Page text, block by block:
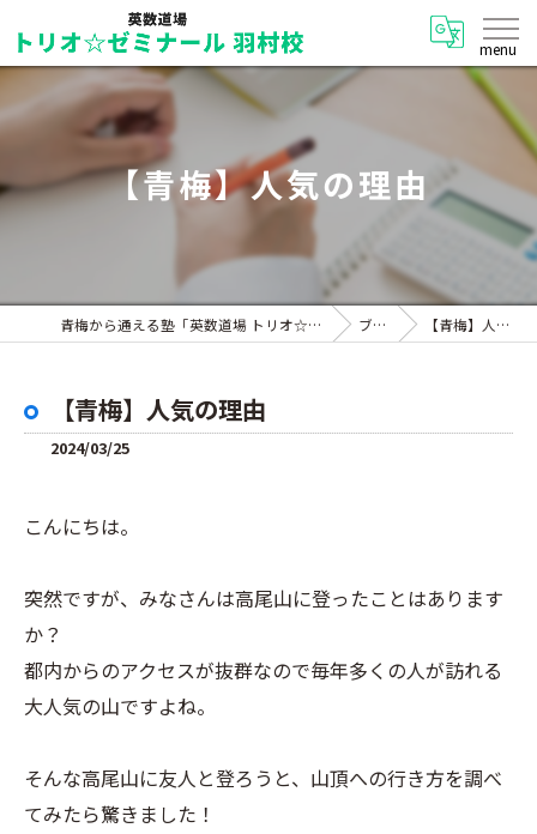
【青梅】人気の理由
青梅から通える塾「英数道場 トリオ☆ゼミナール 羽村校」 ブログ 【青梅】人気の理由
【青梅】人気の理由
2024/03/25
こんにちは。
突然ですが、みなさんは高尾山に登ったことはあります
か？
都内からのアクセスが抜群なので毎年多くの人が訪れる
大人気の山ですよね。
そんな高尾山に友人と登ろうと、山頂への行き方を調べ
てみたら驚きました！